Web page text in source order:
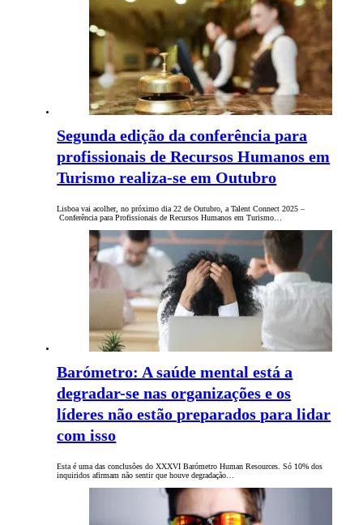
Segunda edição da conferência para
profissionais de Recursos Humanos em
Turismo realiza-se em Outubro
Lisboa vai acolher, no próximo dia 22 de Outubro, a Talent Connect 2025 –
Conferência para Profissionais de Recursos Humanos em Turismo…
Barómetro: A saúde mental está a
degradar-se nas organizações e os
líderes não estão preparados para lidar
com isso
Esta é uma das conclusões do XXXVI Barómetro Human Resources. Só 10% dos
inquiridos afirmam não sentir que houve degradação…